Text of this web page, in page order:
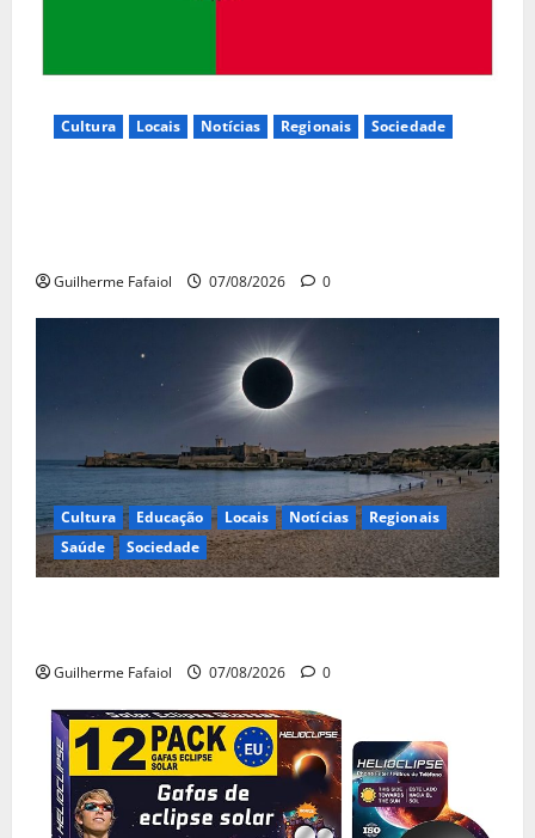
Cultura Locais Notícias Regionais Sociedade
Guilherme Fafaiol 07/08/2026 0
Cultura Educação Locais Notícias
Regionais
Saúde
Sociedade
Guilherme Fafaiol 07/08/2026 0